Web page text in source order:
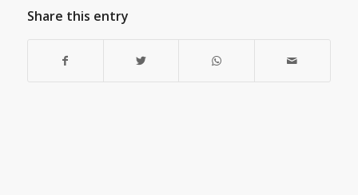
Share this entry